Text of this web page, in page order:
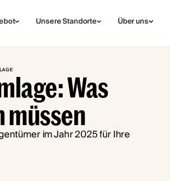
Unsere Standorte Über uns
Was
müssen